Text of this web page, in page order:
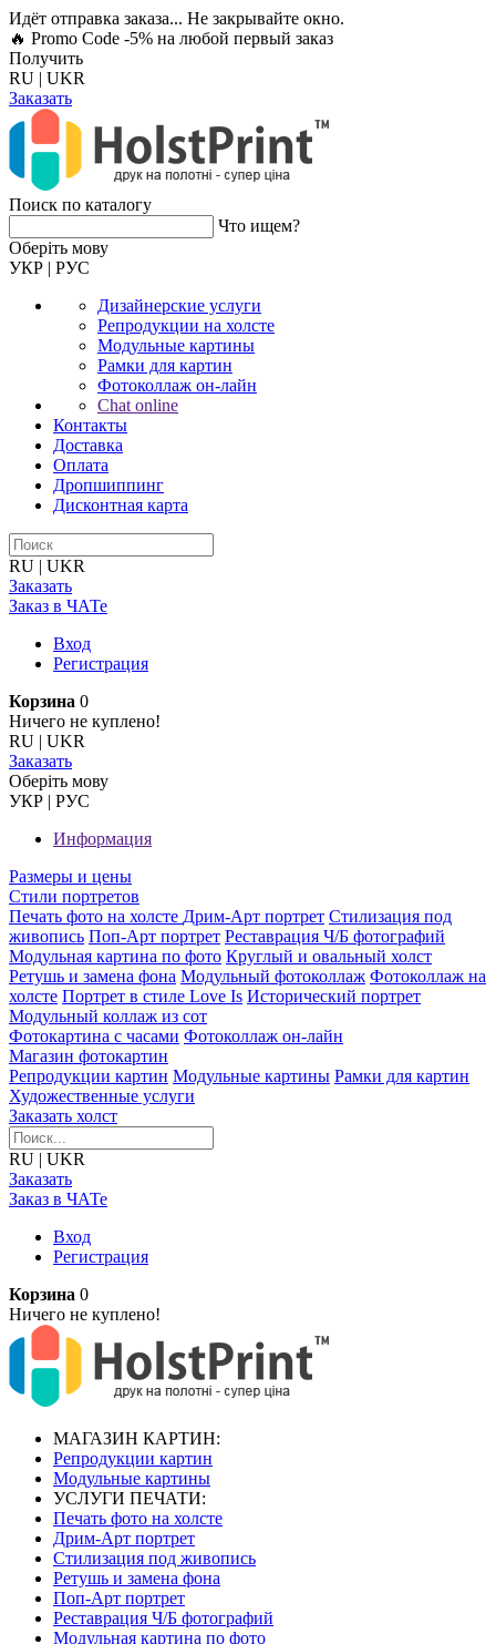
Идёт отправка заказа... Не закрывайте окно.
🔥 Promo Code -5% на любой первый заказ
Получить
RU | UKR
Заказать
Поиск по каталогу
Что ищем?
Оберiть мову
УКР | РУС
Дизайнерские услуги
Репродукции на холсте
Модульные картины
Рамки для картин
Фотоколлаж он-лайн
Chat online
Контакты
Доставка
Оплата
Дропшиппинг
Дисконтная карта
RU | UKR
Заказать
Заказ в ЧАТе
Вход
Регистрация
Корзина 0
Ничего не куплено!
RU | UKR
Заказать
Оберiть мову
УКР | РУС
Информация
Размеры и цены
Стили портретов
Печать фото на холсте Дрим-Арт портрет Стилизация под
живопись Поп-Арт портрет Реставрация Ч/Б фотографий
Модульная картина по фото Круглый и овальный холст
Ретушь и замена фона Модульный фотоколлаж Фотоколлаж на
холсте Портрет в стиле Love Is Исторический портрет
Модульный коллаж из сот
Фотокартина с часами Фотоколлаж он-лайн
Магазин фотокартин
Репродукции картин Модульные картины Рамки для картин
Художественные услуги
Заказать холст
RU | UKR
Заказать
Заказ в ЧАТе
Вход
Регистрация
Корзина 0
Ничего не куплено!
МАГАЗИН КАРТИН:
Репродукции картин
Модульные картины
УСЛУГИ ПЕЧАТИ:
Печать фото на холсте
Дрим-Арт портрет
Стилизация под живопись
Ретушь и замена фона
Поп-Арт портрет
Реставрация Ч/Б фотографий
Модульная картина по фото